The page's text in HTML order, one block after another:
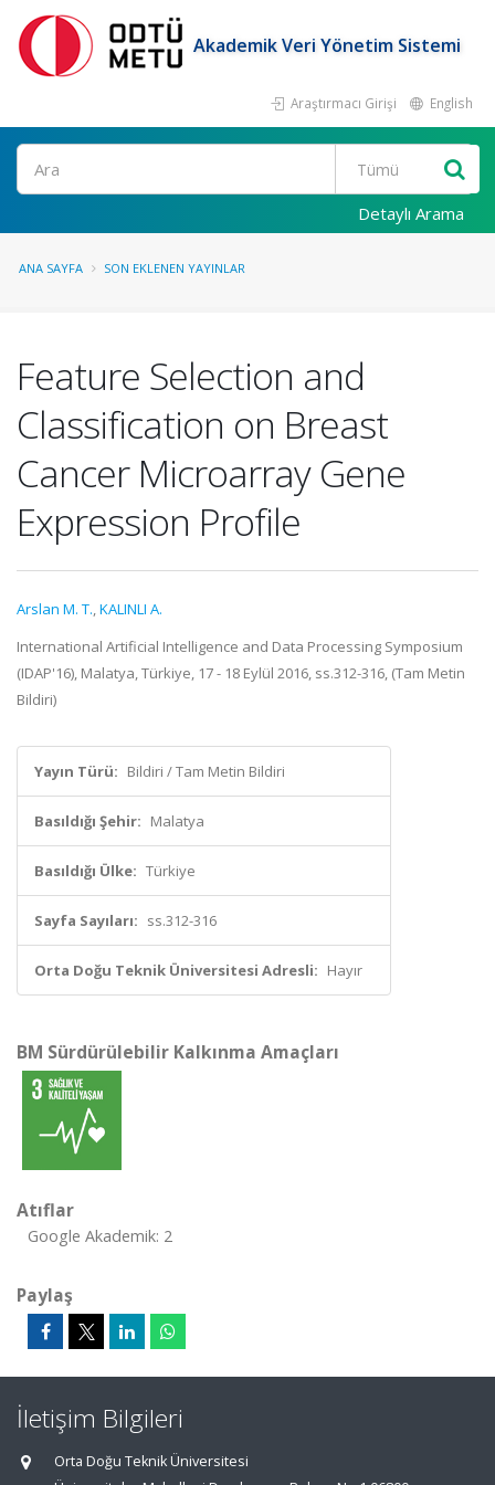
Akademik Veri Yönetim Sistemi
Araştırmacı Girişi English
Ara
Detaylı Arama
ANA SAYFA SON EKLENEN YAYINLAR
Feature Selection and
Classification on Breast
Cancer Microarray Gene
Expression Profile
Arslan M. T.,KALINLI A.
International Artificial Intelligence and Data Processing Symposium
(IDAP'16), Malatya, Türkiye, 17 - 18 Eylül 2016, ss.312-316, (Tam Metin
Bildiri)
Yayın Türü: Bildiri / Tam Metin Bildiri
Basıldığı Şehir: Malatya
Basıldığı Ülke: Türkiye
Sayfa Sayıları: ss.312-316
Orta Doğu Teknik Üniversitesi Adresli: Hayır
BM Sürdürülebilir Kalkınma Amaçları
Atıflar
Google Akademik: 2
Paylaş
İletişim Bilgileri
Orta Doğu Teknik Üniversitesi